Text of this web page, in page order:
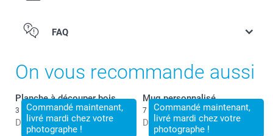
FAQ
On vous recommande aussi
Commandé maintenant,
livré mardi chez votre
photographe !
Planche à découper bois
3 variantes
Dès 25,50
Commandé maintenant,
livré mardi chez votre
photographe !
Mug personnalisé
7 variantes
Dès 11,50